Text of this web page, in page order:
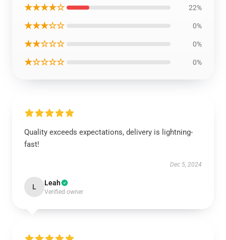
★★★★☆ 22%
★★★☆☆ 0%
★★☆☆☆ 0%
★☆☆☆☆ 0%
Quality exceeds expectations, delivery is lightning-
fast!
Dec 5, 2024
L Leah
Verified owner